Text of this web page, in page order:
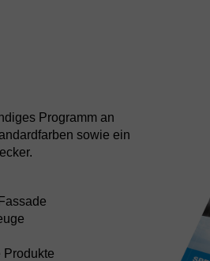
Programm an
sowie ein
Produkte